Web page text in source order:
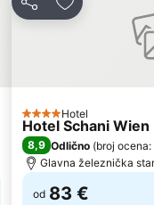
- The Mall
stanica Beč Meidling
Deli Dodati u
4 Zvezdice
Hotel
Hotel Schani
8,9 Odlično (broj ocena:
Glavna železnička
od 83 €